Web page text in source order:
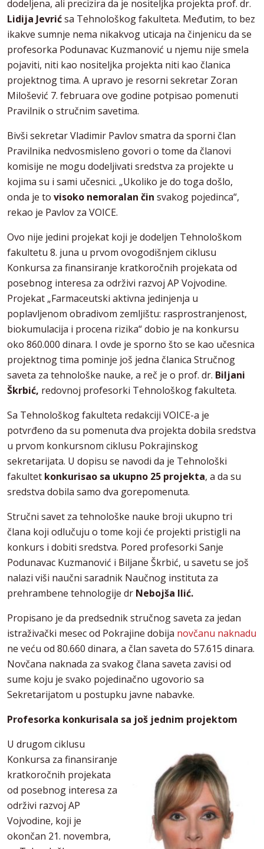
dodeljena, ali precizira da je nositeljka projekta prof. dr.
Lidija Jevrićsa Tehnološkog fakulteta. Međutim, to bez
ikakve sumnje nema nikakvog uticaja na činjenicu da se
profesorka Podunavac Kuzmanović u njemu nije smela
pojaviti, niti kao nositeljka projekta niti kao članica
projektnog tima. A upravo je resorni sekretar Zoran
Milošević 7. februara ove godine potpisao pomenuti
Pravilnik o stručnim savetima.
Bivši sekretar Vladimir Pavlov smatra da sporni član
Pravilnika nedvosmisleno govori o tome da članovi
komisije ne mogu dodeljivati sredstva za projekte u
kojima su i sami učesnici. „Ukoliko je do toga došlo,
onda je to visoko nemoralan čin svakog pojedinca“,
rekao je Pavlov za VOICE.
Ovo nije jedini projekat koji je dodeljen Tehnološkom
fakultetu 8. juna u prvom ovogodišnjem ciklusu
Konkursa za finansiranje kratkoročnih projekata od
posebnog interesa za održivi razvoj AP Vojvodine.
Projekat „Farmaceutski aktivna jedinjenja u
poplavljenom obradivom zemljištu: rasprostranjenost,
biokumulacija i procena rizika“ dobio je na konkursu
oko 860.000 dinara. I ovde je sporno što se kao učesnica
projektnog tima pominje još jedna članica Stručnog
saveta za tehnološke nauke, a reč je o prof. dr. Biljani
Škrbić, redovnoj profesorki Tehnološkog fakulteta.
Sa Tehnološkog fakulteta redakciji VOICE-a je
potvrđeno da su pomenuta dva projekta dobila sredstva
u prvom konkursnom ciklusu Pokrajinskog
sekretarijata. U dopisu se navodi da je Tehnološki
fakultet konkurisao sa ukupno 25 projekta, a da su
sredstva dobila samo dva gorepomenuta.
Stručni savet za tehnološke nauke broji ukupno tri
člana koji odlučuju o tome koji će projekti pristigli na
konkurs i dobiti sredstva. Pored profesorki Sanje
Podunavac Kuzmanović i Biljane Škrbić, u savetu se još
nalazi viši naučni saradnik Naučnog instituta za
prehrambene tehnologije dr Nebojša Ilić.
Propisano je da predsednik stručnog saveta za jedan
istraživački mesec od Pokrajine dobija novčanu naknadu
ne veću od 80.660 dinara, a član saveta do 57.615 dinara.
Novčana naknada za svakog člana saveta zavisi od
sume koju je svako pojedinačno ugovorio sa
Sekretarijatom u postupku javne nabavke.
Profesorka konkurisala sa još jednim projektom
U drugom ciklusu
Konkursa za finansiranje
kratkoročnih projekata
od posebnog interesa za
održivi razvoj AP
Vojvodine, koji je
okončan 21. novembra,